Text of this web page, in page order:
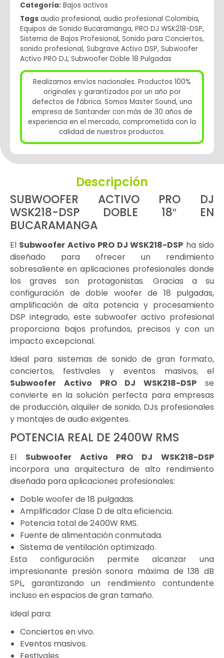
Categoría: Bajos activos
Tags audio profesional, audio profesional Colombia,
Equipos de Sonido Bucaramanga, PRO DJ WSK218-DSP,
Sistema de Bajos Profesional, Sonido para Conciertos,
sonido profesional, Subgrave Activo DSP, Subwoofer
Activo PRO DJ, Subwoofer Doble 18 Pulgadas
Realizamos envíos nacionales. Productos 100%
originales y garantizados por un año por
defectos de fábrica. Somos Master Sound, una
empresa de Santander con más de 30 años de
experiencia en el mercado, comprometida con la
calidad de nuestros productos.
Descripción
SUBWOOFER ACTIVO PRO DJ
WSK218-DSP DOBLE 18″ EN
BUCARAMANGA
El Subwoofer Activo PRO DJ WSK218-DSP ha sido
diseñado para ofrecer un rendimiento
sobresaliente en aplicaciones profesionales donde
los graves son protagonistas. Gracias a su
configuración de doble woofer de 18 pulgadas,
amplificación de alta potencia y procesamiento
DSP integrado, este subwoofer activo profesional
proporciona bajos profundos, precisos y con un
impacto excepcional.
Ideal para sistemas de sonido de gran formato,
conciertos, festivales y eventos masivos, el
Subwoofer Activo PRO DJ WSK218-DSP se
convierte en la solución perfecta para empresas
de producción, alquiler de sonido, DJs profesionales
y montajes de audio exigentes.
POTENCIA REAL DE 2400W RMS
El Subwoofer Activo PRO DJ WSK218-DSP
incorpora una arquitectura de alto rendimiento
diseñada para aplicaciones profesionales:
Doble woofer de 18 pulgadas.
Amplificador Clase D de alta eficiencia.
Potencia total de 2400W RMS.
Fuente de alimentación conmutada.
Sistema de ventilación optimizado.
Esta configuración permite alcanzar una
impresionante presión sonora máxima de 138 dB
SPL, garantizando un rendimiento contundente
incluso en espacios de gran tamaño.
Ideal para:
Conciertos en vivo.
Eventos masivos.